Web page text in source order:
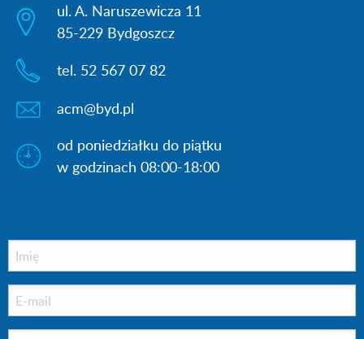
ul. A. Naruszewicza 11
85-229 Bydgoszcz
tel. 52 567 07 82
acm@byd.pl
od poniedziałku do piątku
w godzinach 08:00-18:00